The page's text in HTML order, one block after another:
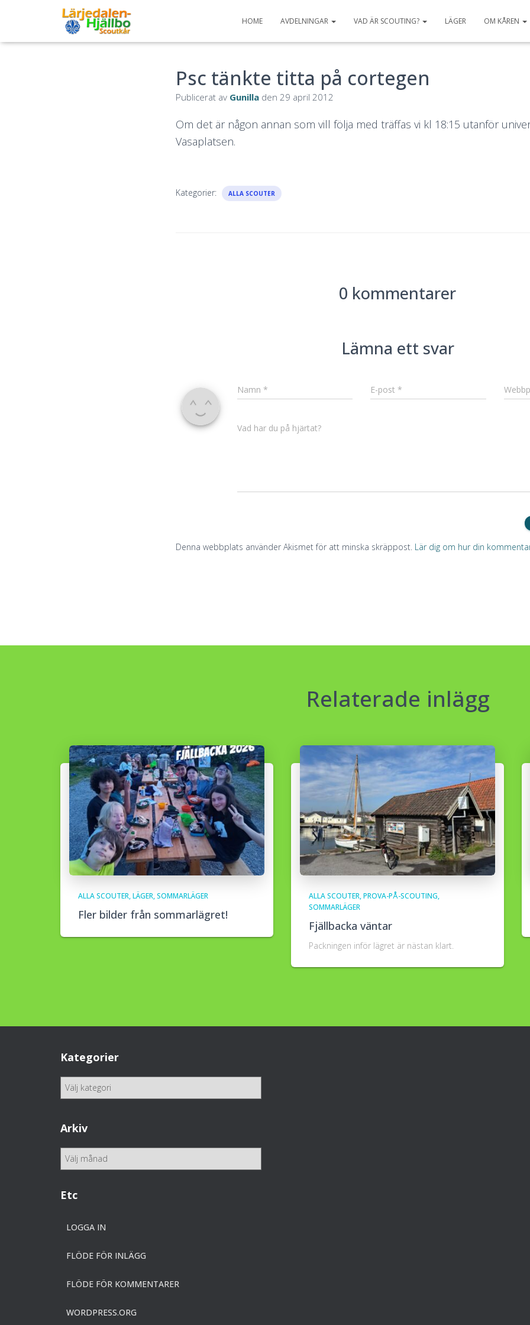
HOME AVDELNINGAR VAD ÄR SCOUTING? LÄGER OM KÅREN
Psc tänkte titta på cortegen
Publicerat av Gunilla den 29 april 2012
Om det är någon annan som vill följa med träffas vi kl 18:15 utanför
Vasaplatsen.
Kategorier: ALLA SCOUTER
0 kommentarer
Lämna ett svar
Namn * E-post *
Vad har du på hjärtat?
Denna webbplats använder Akismet för att minska skräppost. Lär dig om hur din
Relaterade inlägg
ALLA SCOUTER LÄGER SOMMARLÄGER
Fler bilder från sommarlägret!
ALLA SCOUTER PROVA-PÅ-SCOUTING
SOMMARLÄGER
Fjällbacka väntar
Packningen inför lägret är nästan klart.
Kategorier
g
o
i
r
Arkiv
A
iEtc
LOGGA IN
FLÖDE FÖR INLÄGG
FLÖDE FÖR KOMMENTARER
WORDPRESS.ORG